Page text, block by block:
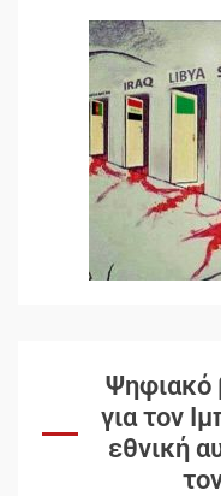
Ψηφιακό
για τον
εθνική